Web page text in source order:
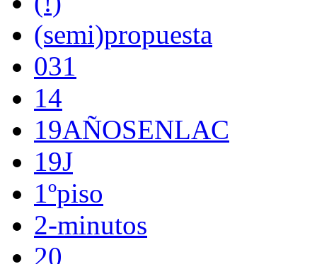
(semi)propuesta
031
14
19AÑOSENLAC
19J
1ºpiso
2-minutos
20